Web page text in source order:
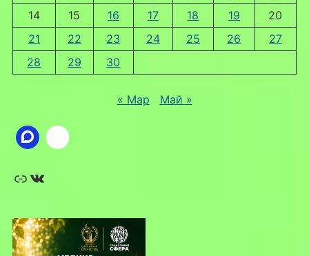
14
15 16 17 18 19
20
21
22 23 24 25 26
27
28
29 30
« Мар Май »
Ссылка